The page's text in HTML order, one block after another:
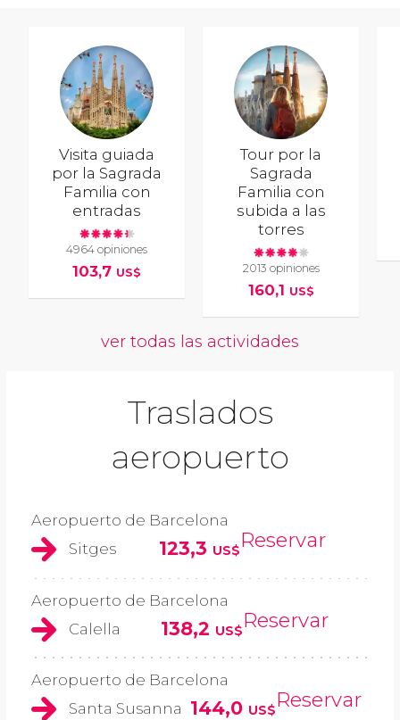
Visita guiada
por la Sagrada
Familia con
entradas
4964 opiniones
103,7 US$
Tour por la
Sagrada
Familia con
subida a las
torres
2013 opiniones
160,1 US$
ver todas las actividades
Traslados
aeropuerto
Aeropuerto de Barcelona
Sitges
123,3 US$Reservar
Aeropuerto de Barcelona
Calella
138,2 US$Reservar
Aeropuerto de Barcelona
Santa Susanna 144,0 US$Reservar